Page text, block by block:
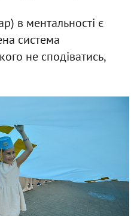
в ментальності є
система
не сподіватись,